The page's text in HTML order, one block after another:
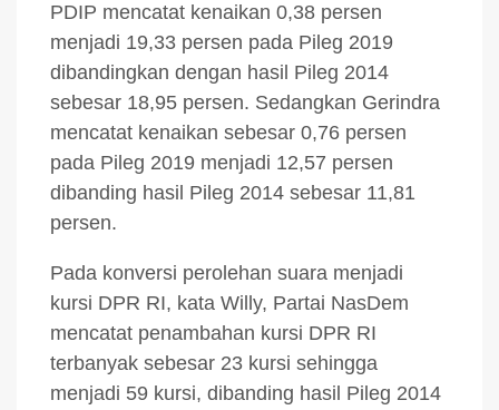
PDIP mencatat kenaikan 0,38 persen
menjadi 19,33 persen pada Pileg 2019
dibandingkan dengan hasil Pileg 2014
sebesar 18,95 persen. Sedangkan Gerindra
mencatat kenaikan sebesar 0,76 persen
pada Pileg 2019 menjadi 12,57 persen
dibanding hasil Pileg 2014 sebesar 11,81
persen.
Pada konversi perolehan suara menjadi
kursi DPR RI, kata Willy, Partai NasDem
mencatat penambahan kursi DPR RI
terbanyak sebesar 23 kursi sehingga
menjadi 59 kursi, dibanding hasil Pileg 2014